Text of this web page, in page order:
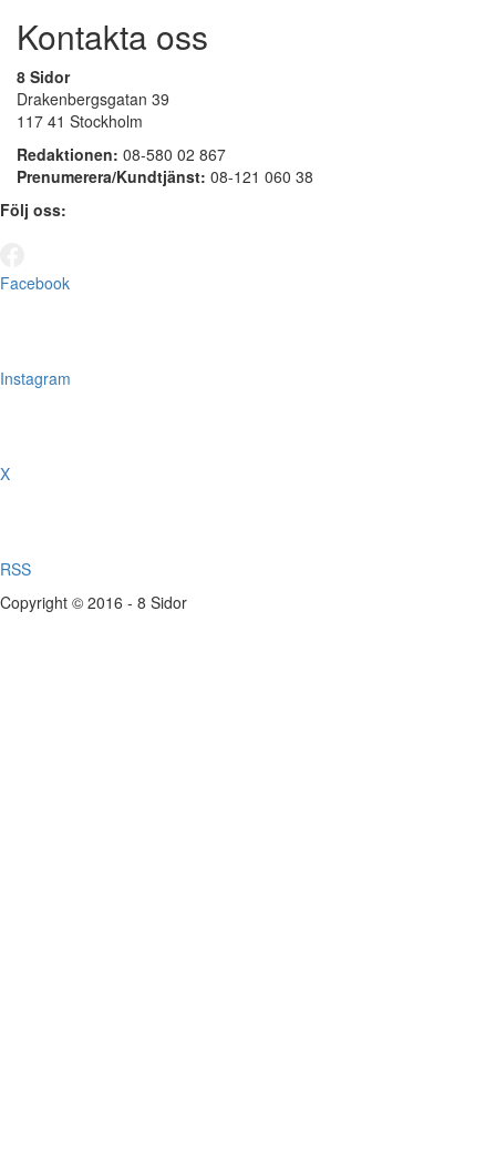
Kontakta oss
8 Sidor
Drakenbergsgatan 39
117 41 Stockholm
Redaktionen: 08-580 02 867
Prenumerera/Kundtjänst: 08-121 060 38
Följ oss:
Facebook
Instagram
X
RSS
Copyright © 2016 - 8 Sidor